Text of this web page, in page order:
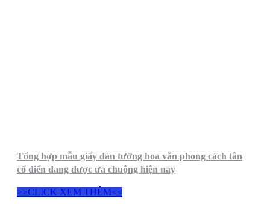
Tổng hợp mẫu giấy dán tường hoa văn phong cách tân
cổ điển đang được ưa chuộng hiện nay
>>CLICK XEM THÊM<<